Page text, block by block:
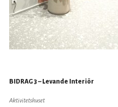
BIDRAG 3 – Levande Interiör
Aktivitetshuset